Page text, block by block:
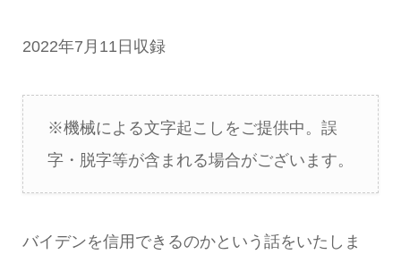
2022年7月11日収録
※機械による文字起こしをご提供中。誤
字・脱字等が含まれる場合がございます。
バイデンを信用できるのかという話をいたしま